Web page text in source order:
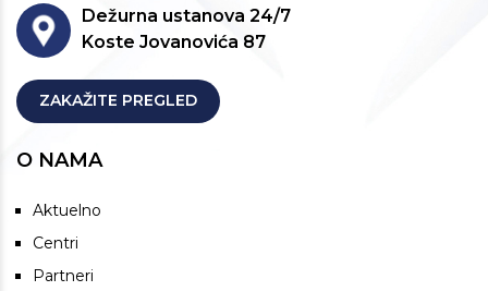
Dežurna ustanova 24/7
Koste Jovanovića 87
ZAKAŽITE PREGLED
O NAMA
Aktuelno
Centri
Partneri